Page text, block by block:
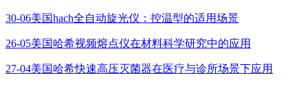
30-06美国hach全自动旋光仪：控温型的适用场景
26-05美国哈希视频熔点仪在材料科学研究中的应用
27-04美国哈希快速高压灭菌器在医疗与诊所场景下应用